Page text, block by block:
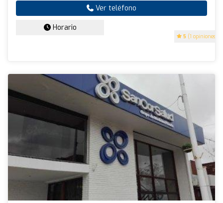
5 (1 opiniones)
Ver teléfono
Horario